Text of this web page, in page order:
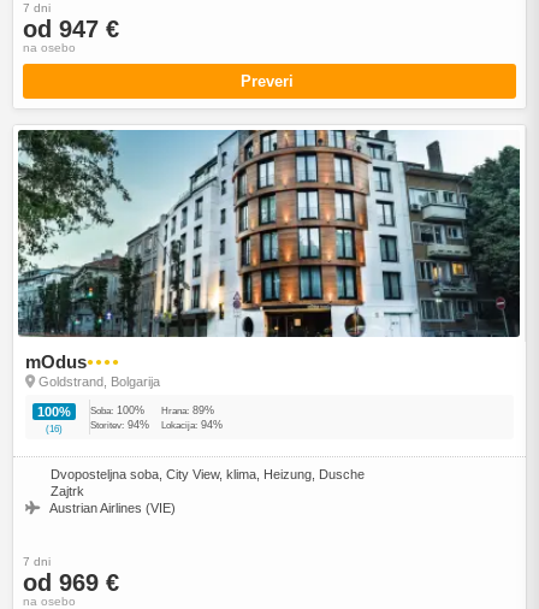
7 dni
od 947 €
na osebo
Preveri
mOdus●●●●
Goldstrand, Bolgarija
100%
(16)
Soba: 100% Hrana: 89%
Storitev: 94% Lokacija: 94%
Dvoposteljna soba, City View, klima, Heizung, Dusche
Zajtrk
Austrian Airlines (VIE)
7 dni
od 969 €
na osebo